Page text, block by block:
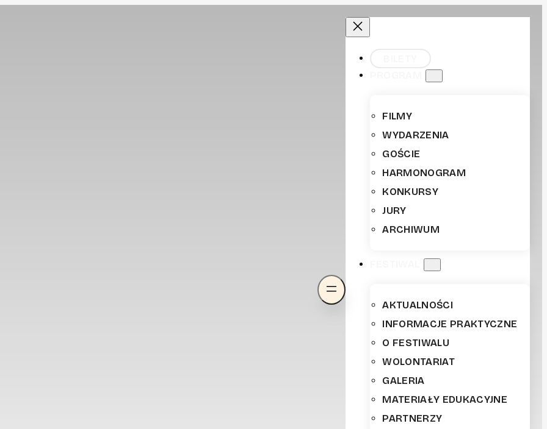
FILMY
WYDARZENIA
GOŚCIE
HARMONOGRAM
KONKURSY
JURY
ARCHIWUM
AKTUALNOŚCI
INFORMACJE PRAKTYCZNE
O FESTIWALU
WOLONTARIAT
GALERIA
MATERIAŁY EDUKACYJNE
PARTNERZY